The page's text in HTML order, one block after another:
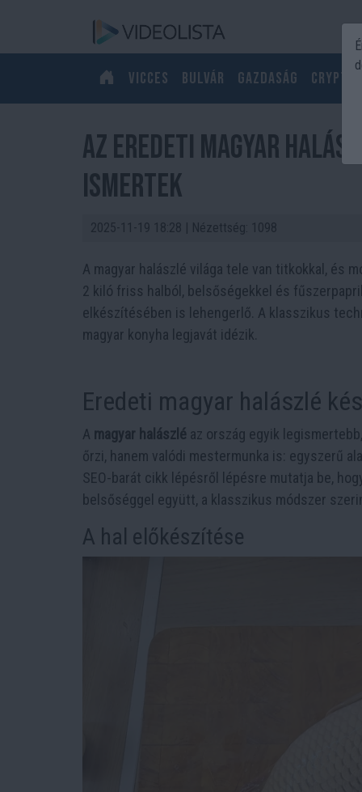
Vicces Bulvár Gazdaság Crypto
Az eredeti magyar
ismertek
2025-11-19 18:28 | Nézettség: 1098
A magyar halászlé világa tele van titkokkal, és
2 kiló friss halból, belsőségekkel és
elkészítésében is lehengerlő. A klasszikus
magyar konyha legjavát idézik.
Eredeti magyar halászlé
A magyar halászlé az ország egyik
őrzi, hanem valódi mestermunka is: egyszerű
SEO-barát cikk lépésről lépésre mutatja be,
belsőséggel együtt, a klasszikus módszer
A hal előkészítése